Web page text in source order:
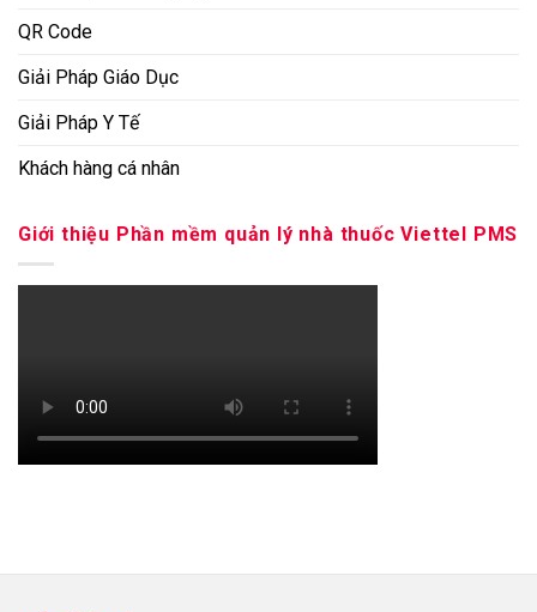
QR Code
Giải Pháp Giáo Dục
Giải Pháp Y Tế
Khách hàng cá nhân
Giới thiệu Phần mềm quản lý nhà thuốc Viettel PMS